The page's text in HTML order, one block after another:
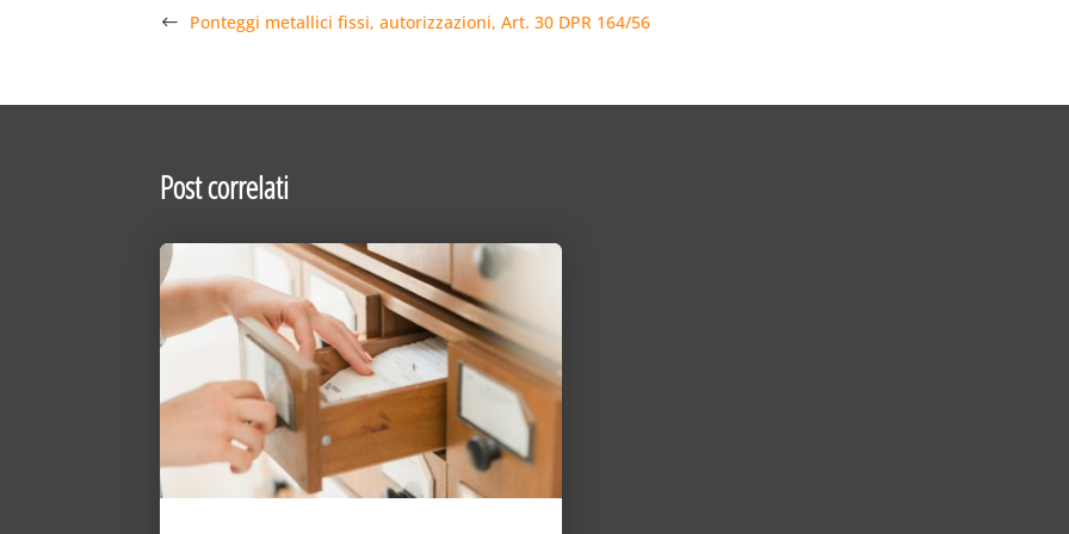
Ponteggi metallici fissi, autorizzazioni, Art. 30 DPR 164/56
Post correlati